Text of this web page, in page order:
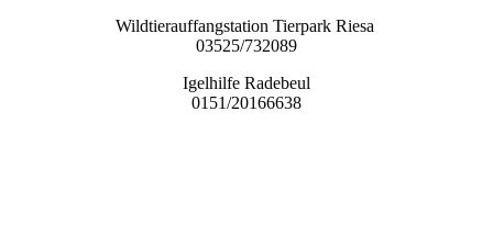
Wildtierauffangstation Tierpark Riesa
03525/732089
Igelhilfe Radebeul
0151/20166638